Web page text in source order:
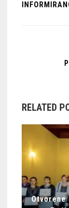
RELATED
Otvorene